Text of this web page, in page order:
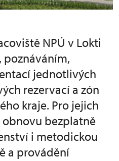
NPÚ v Lokti
poznáváním,
jednotlivých
rezervací a zón
kraje. Pro jejich
bezplatně
i metodickou
a provádění